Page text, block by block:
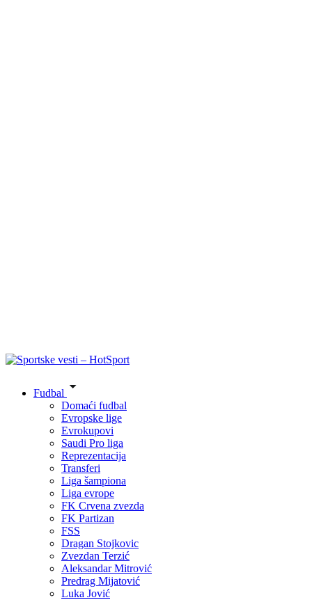
Fudbal
Domaći fudbal
Evropske lige
Evrokupovi
Saudi Pro liga
Reprezentacija
Transferi
Liga šampiona
Liga evrope
FK Crvena zvezda
FK Partizan
FSS
Dragan Stojkovic
Zvezdan Terzić
Aleksandar Mitrović
Predrag Mijatović
Luka Jović